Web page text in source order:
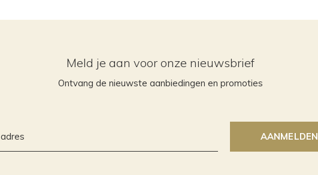
Meld je aan voor onze nieuwsbrief
Ontvang de nieuwste aanbiedingen en promoties
AANMELDEN